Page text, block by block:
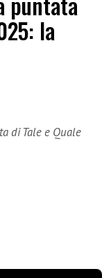
la
di Tale e Quale